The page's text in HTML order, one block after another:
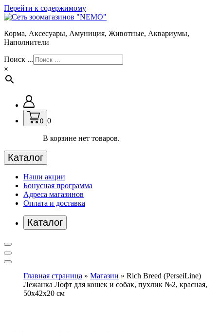
Перейти к содержимому
Корма, Аксесуары, Амуниция, Животные, Аквариумы,
Наполнители
Поиск ...
×
0 0
В корзине нет товаров.
Каталог
Наши акции
Бонусная программа
Адреса магазинов
Оплата и доставка
Каталог
Главная страница » Магазин » Rich Breed (PerseiLine)
Лежанка Лофт для кошек и собак, пухлик №2, красная,
50х42х20 см